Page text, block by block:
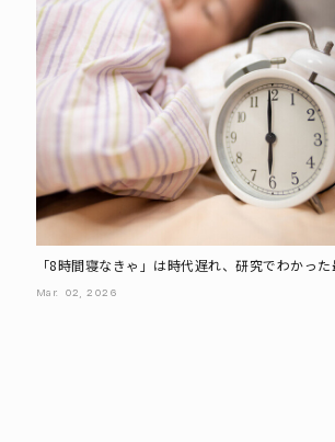
「8時間寝なきゃ」は時代遅れ、研究でわかった
も病気の死亡率を下げる睡眠時間とは
Mar. 02, 2026